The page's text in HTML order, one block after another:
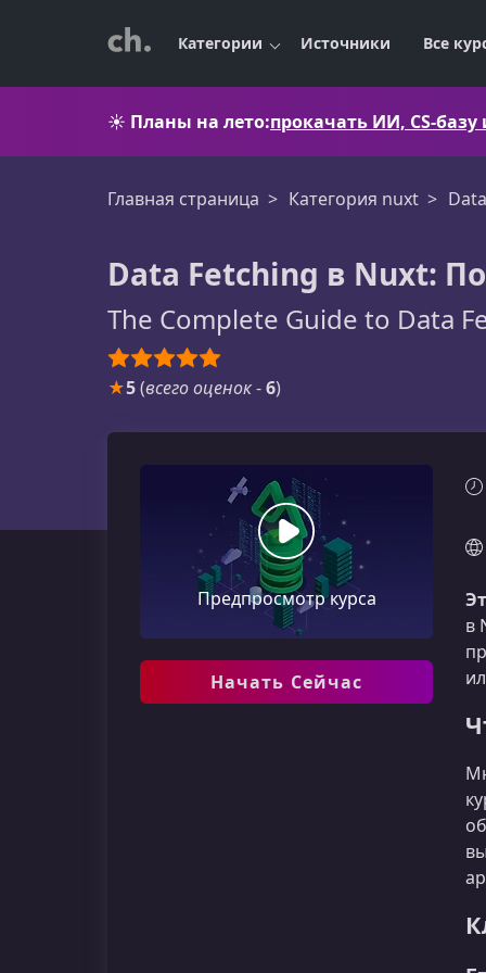
Категории Источники Все
☀️ Планы на лето:прокачать ИИ, CS-
Главная страница Категория nuxt
Data Fetching в Nuxt:
The Complete Guide to Data
★5(всего оценок-6)
Предпросмотр курса
Начать Сейчас
в